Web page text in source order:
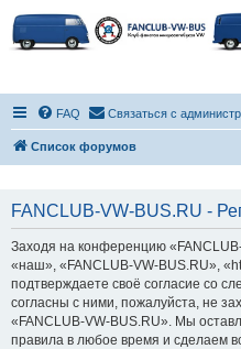
FAQ Связаться с
Список форумов
FANCLUB-VW-BUS.RU -
Заходя на конференцию
«наш», «FANCLUB-VW-BUS.RU»,
подтверждаете своё согласие со
согласны с ними, пожалуйста, не
«FANCLUB-VW-BUS.RU». Мы
правила в любое время и сделаем